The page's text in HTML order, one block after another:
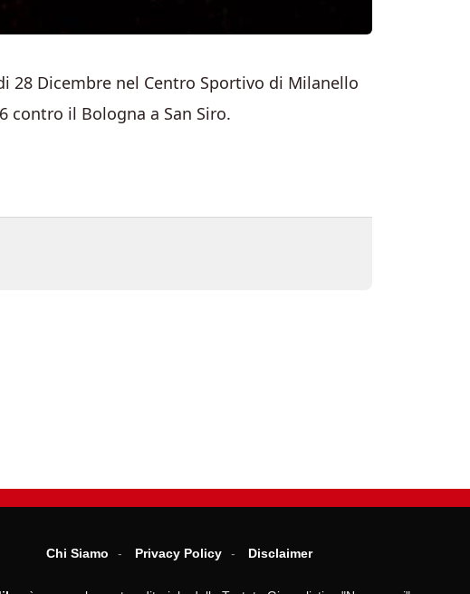
28 Dicembre nel Centro Sportivo di Milanello
contro il Bologna a San Siro.
Chi Siamo Privacy Policy Disclaimer